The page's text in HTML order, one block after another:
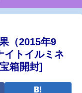
（2015年9
イトイルミネ
箱開封]